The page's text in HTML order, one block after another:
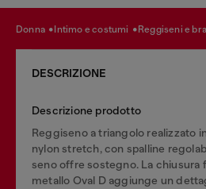
donna intimo e costumi reggiseni e
DESCRIZIONE
Descrizione prodotto
Reggiseno a triangolo realizzato
nylon stretch, con spalline
seno offre sostegno. La chiusura
metallo Oval D aggiunge un